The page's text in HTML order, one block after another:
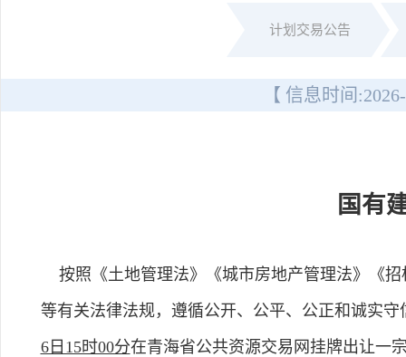
计划交易公告
【 信息时间:
国有
按照《土地管理法》《城市房地产管理法》《
等有关法律法规，遵循公开、公平、公正和诚实守
6日15时00分在青海省公共资源交易网挂牌出让一